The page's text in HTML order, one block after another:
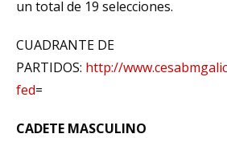
un total de 19 selecciones.
CUADRANTE DE
PARTIDOS: http://
fed=
CADETE MASCULINO